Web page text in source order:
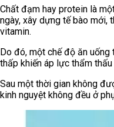
Chất đạm hay protein là
ngày, xây dựng tế bào mới,
vitamin.
Do đó, một chế độ ăn uống
thấp khiến áp lực thẩm
Sau một thời gian không
kinh nguyệt không đều ở